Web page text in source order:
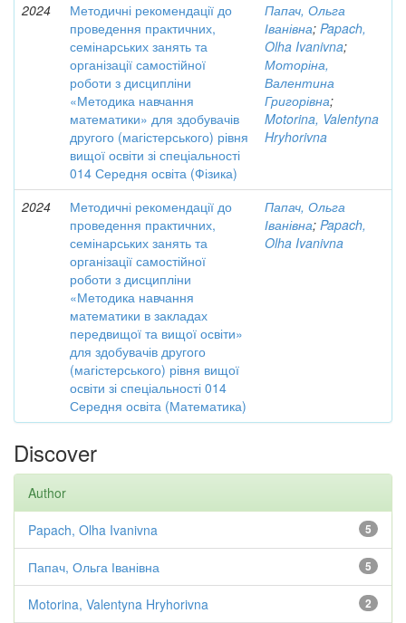
2024
Методичні рекомендації до
проведення практичних,
семінарських занять та
організації самостійної
роботи з дисципліни
«Методика навчання
математики» для здобувачів
другого (магістерського) рівня
вищої освіти зі спеціальності
014 Середня освіта (Фізика)
Папач, Ольга
Іванівна; Papach,
Olha Ivanivna;
Моторіна,
Валентина
Григорівна;
Motorina, Valentyna
Hryhorivna
2024
Методичні рекомендації до
проведення практичних,
семінарських занять та
організації самостійної
роботи з дисципліни
«Методика навчання
математики в закладах
передвищої та вищої освіти»
для здобувачів другого
(магістерського) рівня вищої
освіти зі спеціальності 014
Середня освіта (Математика)
Папач, Ольга
Іванівна; Papach,
Olha Ivanivna
Discover
Author
5
Papach, Olha Ivanivna
5
Папач, Ольга Іванівна
2
Motorina, Valentyna Hryhorivna